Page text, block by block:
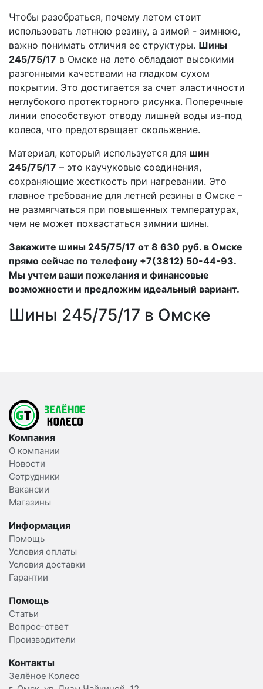
Чтобы разобраться, почему летом стоит
использовать летнюю резину, а зимой - зимнюю,
важно понимать отличия ее структуры. Шины
245/75/17 в Омске на лето обладают высокими
разгонными качествами на гладком сухом
покрытии. Это достигается за счет эластичности
неглубокого протекторного рисунка. Поперечные
линии способствуют отводу лишней воды из-под
колеса, что предотвращает скольжение.
Материал, который используется для шин
245/75/17 – это каучуковые соединения,
сохраняющие жесткость при нагревании. Это
главное требование для летней резины в Омске –
не размягчаться при повышенных температурах,
чем не может похвастаться зимнии шины.
Закажите шины 245/75/17 от 8 630 руб. в Омске
прямо сейчас по телефону +7(3812) 50-44-93.
Мы учтем ваши пожелания и финансовые
возможности и предложим идеальный вариант.
Шины 245/75/17 в Омске
Компания
О компании
Новости
Сотрудники
Вакансии
Магазины
Информация
Помощь
Условия оплаты
Условия доставки
Гарантии
Помощь
Статьи
Вопрос-ответ
Производители
Контакты
Зелёное Колесо